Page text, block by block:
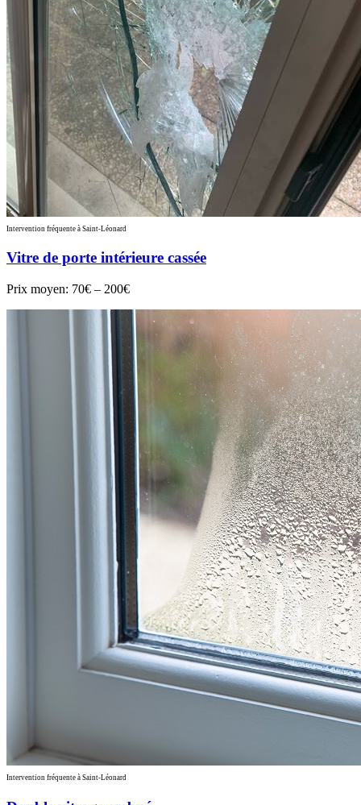
Intervention fréquente à Saint-Léonard
Vitre de porte intérieure cassée
Prix moyen: 70€ – 200€
Intervention fréquente à Saint-Léonard